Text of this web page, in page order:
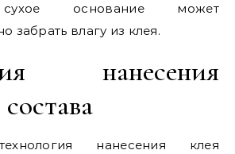
основание может
забрать влагу из клея.
нанесения
нанесения клея